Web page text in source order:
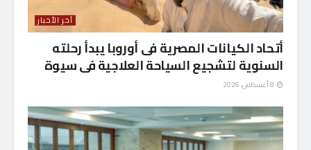
آخر الأخبار
أتحاد الكيانات المصرية فى أوروبا يبدأ رحلته
السنوية لتشجيع السياحة العلاجية فى سيوة